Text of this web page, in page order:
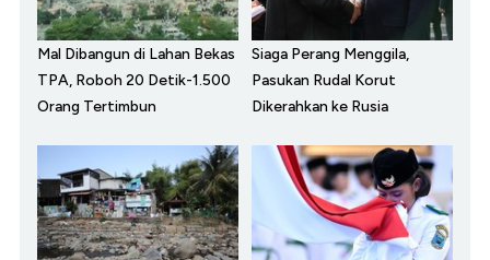
Mal Dibangun di Lahan Bekas
TPA, Roboh 20 Detik-1.500
Orang Tertimbun
Siaga Perang Menggila,
Pasukan Rudal Korut
Dikerahkan ke Rusia